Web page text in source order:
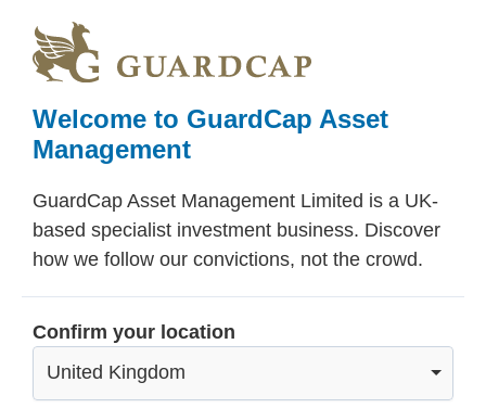
main
primary
footer
Welcome to GuardCap Asset
Management
GuardCap Asset Management Limited is a UK-
based specialist investment business. Discover
how we follow our convictions, not the crowd.
Confirm your location
United Kingdom